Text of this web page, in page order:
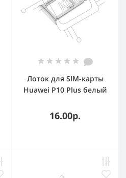
Лоток для SIM-карты
Huawei P10 Plus белый
16.00р.